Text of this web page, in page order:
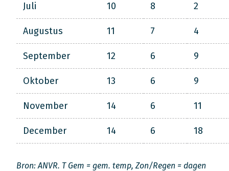
Juli 10 8 2
Augustus 11 7 4
September 12 6 9
Oktober 13 6 9
November 14 6 11
December 14 6 18
Bron: ANVR. T Gem = gem. temp, Zon/Regen = dagen